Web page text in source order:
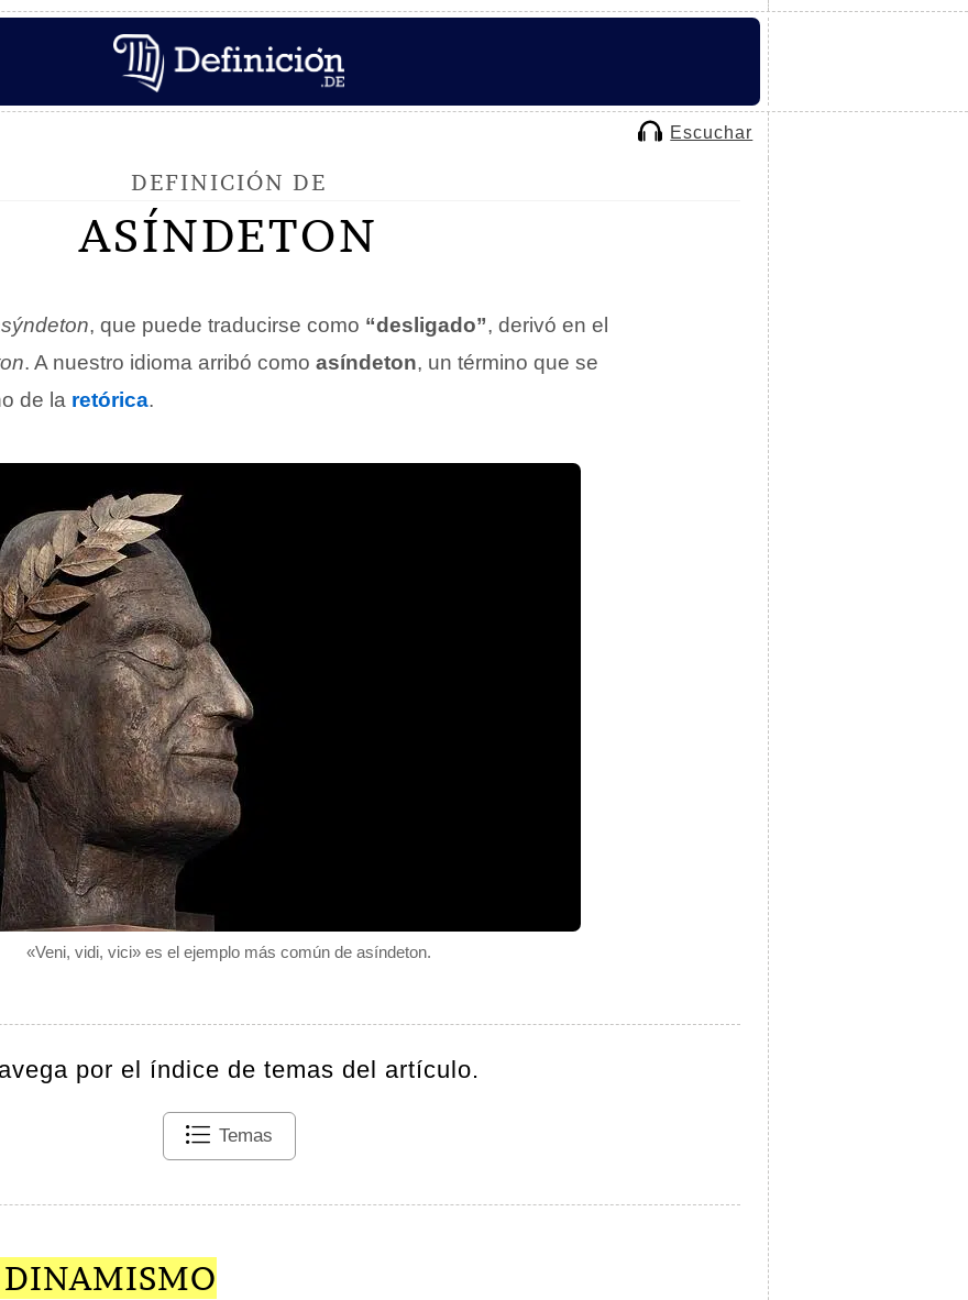
Escuchar
DEFINICIÓN DE
ASÍNDETON
«Veni, vidi, vici» es el ejemplo más común de asíndeton.
, que puede traducirse como “desligado”, derivó en el
. A nuestro idioma arribó como asíndeton, un término que se
de la retórica.
por el índice de temas del artículo.
Temas